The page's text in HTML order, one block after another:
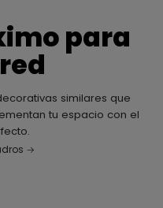
para
similares que
tu espacio con el